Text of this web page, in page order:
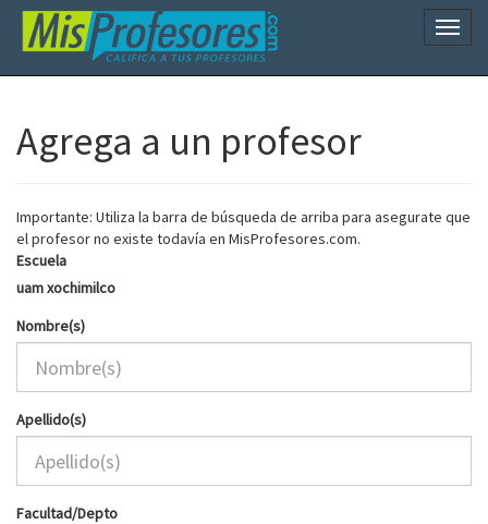
Agrega a un profesor
Importante: Utiliza la barra de búsqueda de arriba para asegurate que
el profesor no existe todavía en MisProfesores.com.
Escuela
uam xochimilco
Nombre(s)
Apellido(s)
Facultad/Depto